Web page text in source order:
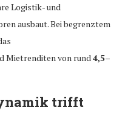
Logistik- und
ausbaut. Bei begrenztem
Mietrenditen von rund 4,5–
trifft